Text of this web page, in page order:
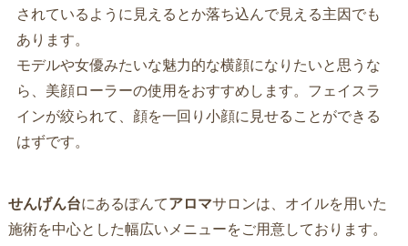
されているように見えるとか落ち込んで見える主因でも
あります。
モデルや女優みたいな魅力的な横顔になりたいと思うな
ら、美顔ローラーの使用をおすすめします。フェイスラ
インが絞られて、顔を一回り小顔に見せることができる
はずです。
せんげん台にあるぽんてアロマサロンは、オイルを用いた
施術を中心とした幅広いメニューをご用意しております。